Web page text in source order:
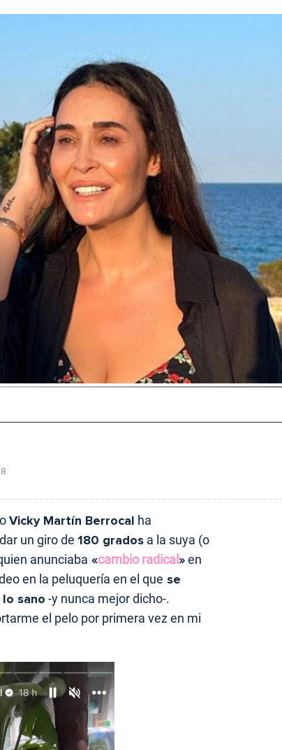
Vicky Martín Berrocal ha
un giro de 180 grados a la suya (o
anunciaba «cambio radical»en
en la peluquería en el que se
sano -y nunca mejor dicho-.
el pelo por primera vez en mi